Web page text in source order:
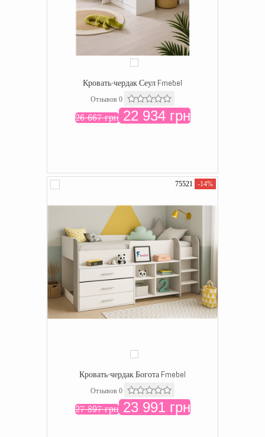
Кровать-чердак Сеул Fmebel
Отзывов 0
26 667 грн22 934 грн
75521 -14%
Кровать-чердак Богота Fmebel
Отзывов 0
27 897 грн23 991 грн